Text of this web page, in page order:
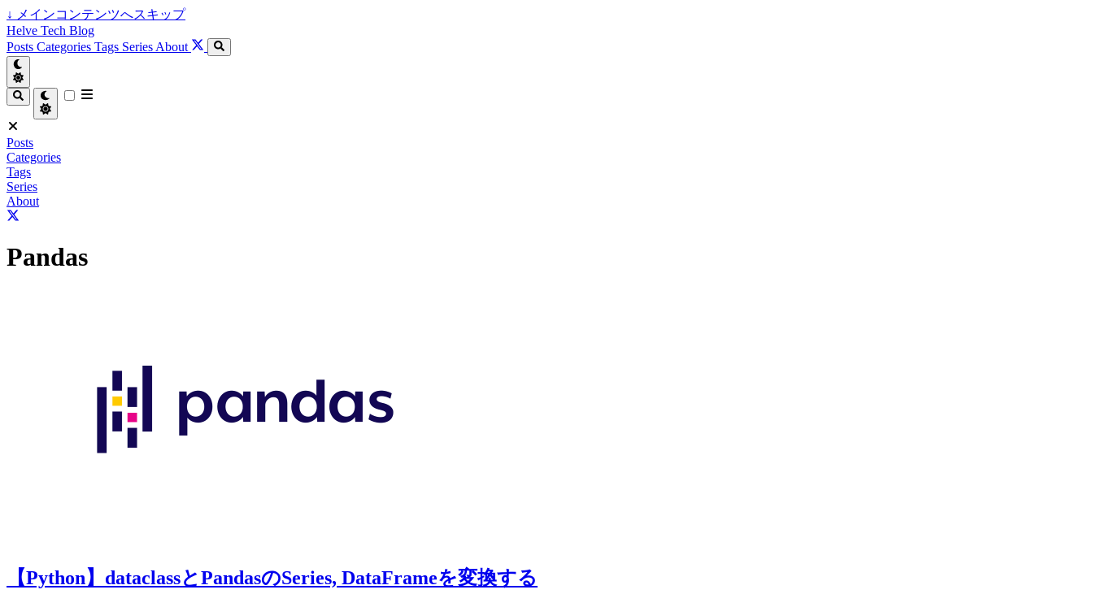
↓ メインコンテンツへスキップ
Helve Tech Blog
Posts Categories Tags Series About
Posts
Categories
Tags
Series
About
Pandas
【Python】dataclassとPandasのSeries, DataFrameを変換する